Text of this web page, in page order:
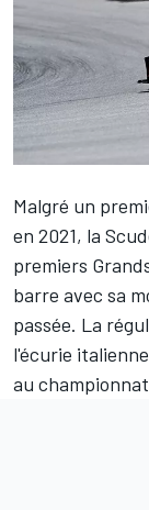
Malgré un
en 2021, la
premiers
barre avec sa
passée. La
l'écurie
au